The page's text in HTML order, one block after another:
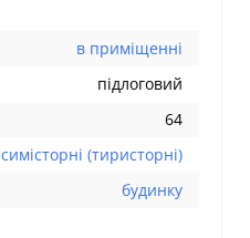
в приміщенні
підлоговий
64
симісторні (тиристорні)
будинку